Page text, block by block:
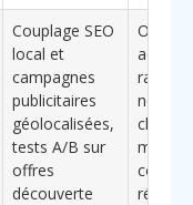
Couplage SEO
local et
campagnes
publicitaires
géolocalisées,
tests A/B sur
offres
découverte
rapide
coût